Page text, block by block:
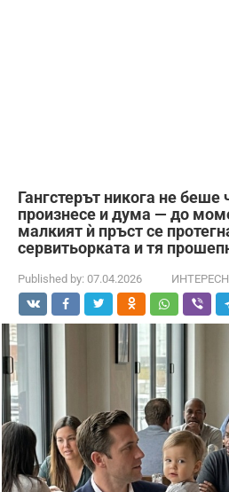
Гангстерът никога не
произнесе и дума — до
малкият ѝ пръст се
сервитьорката и тя
Published by: 07.04.2026